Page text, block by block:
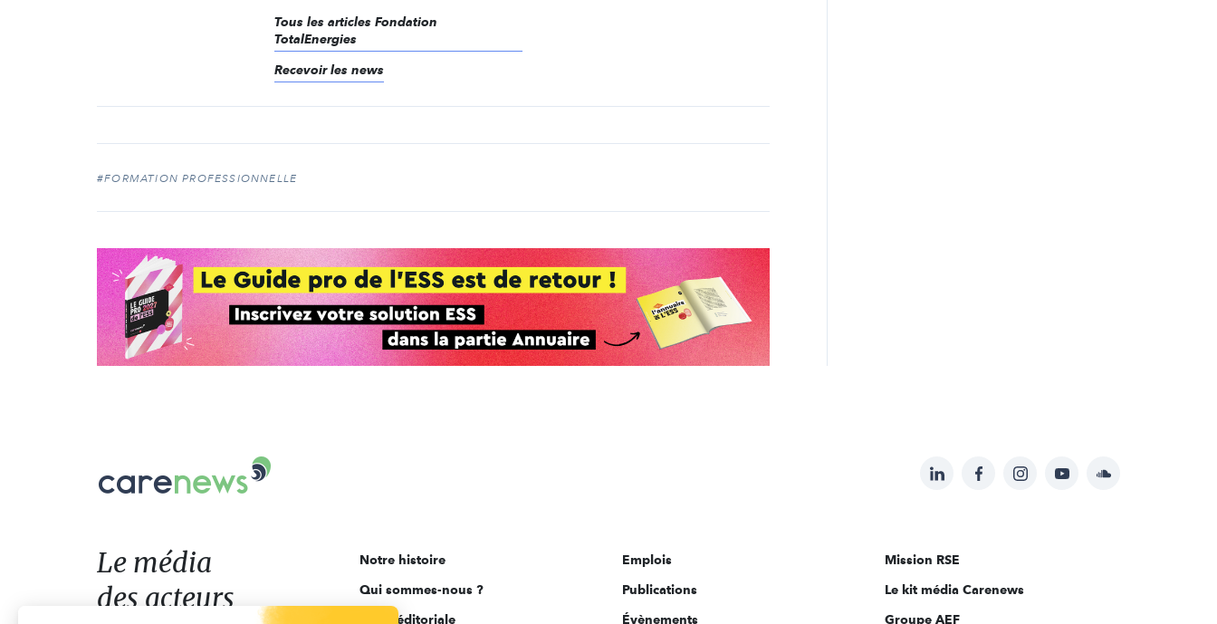
Tous les articles Fondation
TotalEnergies
Recevoir les news
#FORMATION PROFESSIONNELLE
Suivez-
sur:
LinkedInFacebookInstagramYouTubeSoundcloud
Le
acteurs
de
l'engagement
Le média
des acteurs
Notre histoire
Qui sommes-nous ?
Ligne éditoriale
Emplois
Publications
Évènements
Mission RSE
Le kit média Carenews
Groupe AEF